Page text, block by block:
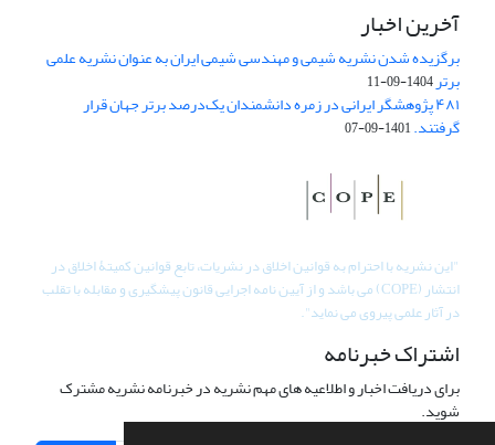
آخرین اخبار
برگزیده شدن نشریه شیمی و مهندسی شیمی ایران به عنوان نشریه علمی
برتر1404-09-11
۴۸۱ پژوهشگر ایرانی در زمره دانشمندان یک‌درصد برتر جهان قرار
گرفتند.1401-09-07
"این نشریه با احترام به قوانین اخلاق در نشریات، تابع قوانین کمیتۀ اخلاق در
انتشار (COPE) می باشد و از آیین نامه اجرایی قانون پیشگیری و مقابله با تقلب
در آثار علمی پیروی می نماید".
اشتراک خبرنامه
برای دریافت اخبار و اطلاعیه های مهم نشریه در خبرنامه نشریه مشترک
شوید.